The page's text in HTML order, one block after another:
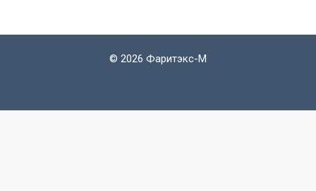
© 2026 Фаритэкс-М